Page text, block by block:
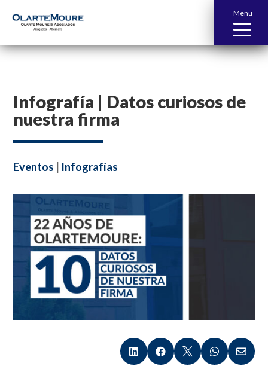
Menu
Infografía | Datos curiosos de
nuestra firma
Eventos Infografías
    